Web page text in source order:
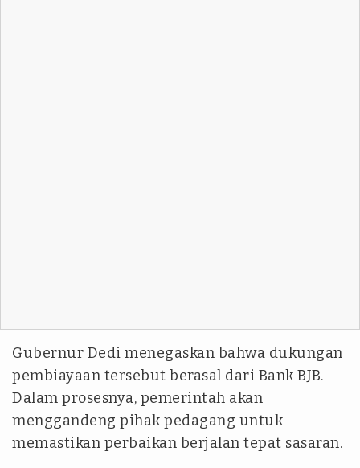
Gubernur Dedi menegaskan bahwa dukungan
pembiayaan tersebut berasal dari Bank BJB.
Dalam prosesnya, pemerintah akan
menggandeng pihak pedagang untuk
memastikan perbaikan berjalan tepat sasaran.